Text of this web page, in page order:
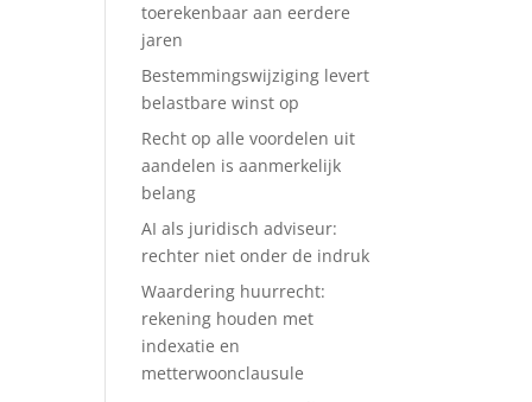
toerekenbaar aan eerdere
jaren
Bestemmingswijziging levert
belastbare winst op
Recht op alle voordelen uit
aandelen is aanmerkelijk
belang
AI als juridisch adviseur:
rechter niet onder de indruk
Waardering huurrecht:
rekening houden met
indexatie en
metterwoonclausule